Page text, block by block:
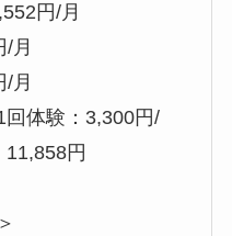
円/月
月
月
体験：3,300円/
11,858円